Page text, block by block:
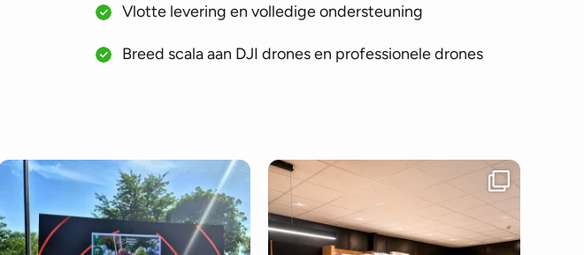
Vlotte levering en volledige ondersteuning
Breed scala aan DJI drones en professionele drones